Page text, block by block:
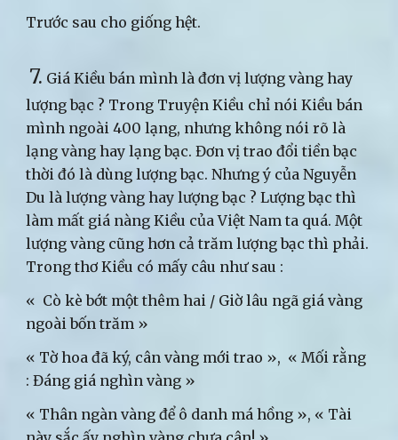
Trước sau cho giống hệt.
7. Giá Kiều bán mình là đơn vị lượng vàng hay
lượng bạc ? Trong Truyện Kiều chỉ nói Kiều bán
mình ngoài 400 lạng, nhưng không nói rõ là
lạng vàng hay lạng bạc. Đơn vị trao đổi tiền bạc
thời đó là dùng lượng bạc. Nhưng ý của Nguyễn
Du là lượng vàng hay lượng bạc ? Lượng bạc thì
làm mất giá nàng Kiều của Việt Nam ta quá. Một
lượng vàng cũng hơn cả trăm lượng bạc thì phải.
Trong thơ Kiều có mấy câu như sau :
« Cò kè bớt một thêm hai / Giờ lâu ngã giá vàng
ngoài bốn trăm »
« Tờ hoa đã ký, cân vàng mới trao », « Mối rằng
: Đáng giá nghìn vàng »
« Thân ngàn vàng để ô danh má hồng », « Tài